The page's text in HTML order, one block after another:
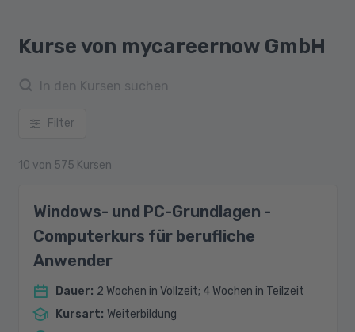
Kurse von mycareernow GmbH
Filter
10 von 575 Kursen
Windows- und PC-Grundlagen -
Computerkurs für berufliche
Anwender
Dauer: 2 Wochen in Vollzeit; 4 Wochen in Teilzeit
Kursart: Weiterbildung